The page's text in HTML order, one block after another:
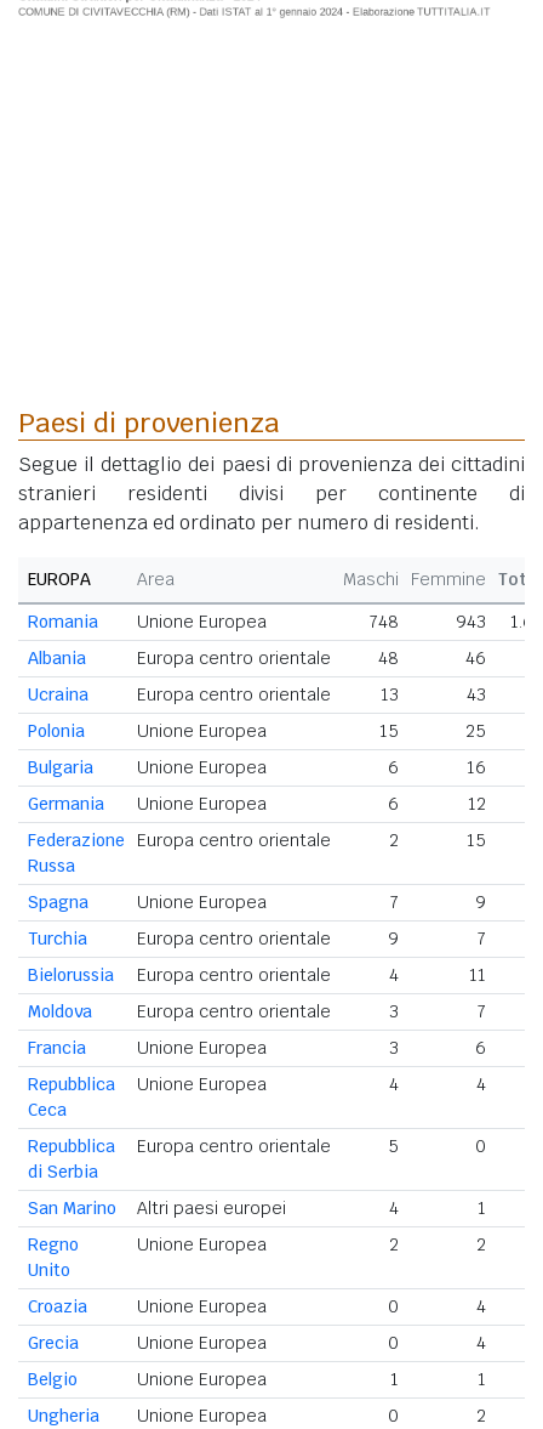
Paesi di provenienza
Segue il dettaglio dei paesi di provenienza dei cittadini
stranieri residenti divisi per continente di
appartenenza ed ordinato per numero di residenti.
EUROPA Area Maschi Femmine
Romania
Unione Europea 748 943
Albania
Europa centro orientale 48 46
Ucraina
Europa centro orientale 13 43
Polonia
Unione Europea 15 25
Bulgaria
Unione Europea 6 16
Germania
Unione Europea 6 12
Federazione
Russa
Europa centro orientale 2 15
Spagna Unione Europea 7 9
Turchia
Europa centro orientale 9 7
Bielorussia
Europa centro orientale 4 11
Moldova
Europa centro orientale 3 7
Francia
Unione Europea 3 6
Repubblica
Ceca
Unione Europea 4 4
Repubblica
di Serbia
Europa centro orientale 5 0
San Marino Altri paesi europei 4 1
Regno
Unito
Unione Europea 2 2
Croazia Unione Europea 0
4
Grecia
Unione Europea 0
4
Belgio
Unione Europea 1
1
Ungheria
Unione Europea 0 2